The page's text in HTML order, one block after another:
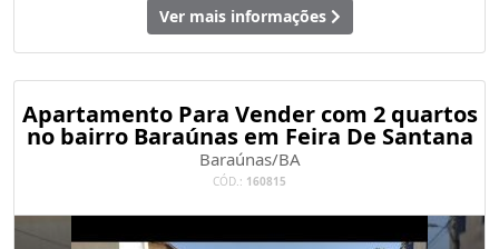
Ver mais informações
Apartamento Para Vender com 2 quartos
no bairro Baraúnas em Feira De Santana
Baraúnas/BA
CÓD.: 160815